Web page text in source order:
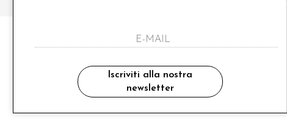
ho letto ed accettato le condizioni sulla
Ritiro in negozio
Consegna gratuita in Italia
Iscriviti alla nostra
newsletter